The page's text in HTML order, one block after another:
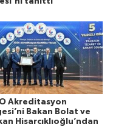
Akreditasyon
Bakan Bolat ve
Hisarcıklıoğlu’ndan